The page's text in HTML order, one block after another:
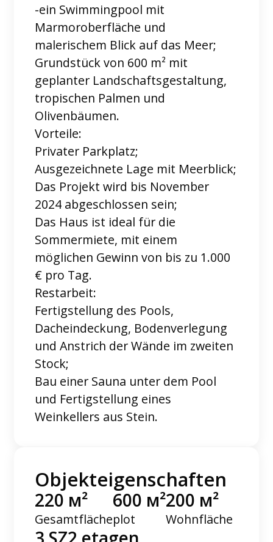
-ein Swimmingpool mit
Marmoroberfläche und
malerischem Blick auf das Meer;
Grundstück von 600 m² mit
geplanter Landschaftsgestaltung,
tropischen Palmen und
Olivenbäumen.
Vorteile:
Privater Parkplatz;
Ausgezeichnete Lage mit Meerblick;
Das Projekt wird bis November
2024 abgeschlossen sein;
Das Haus ist ideal für die
Sommermiete, mit einem
möglichen Gewinn von bis zu 1.000
€ pro Tag.
Restarbeit:
Fertigstellung des Pools,
Dacheindeckung, Bodenverlegung
und Anstrich der Wände im zweiten
Stock;
Bau einer Sauna unter dem Pool
und Fertigstellung eines
Weinkellers aus Stein.
Objekteigenschaften
220 м²
Gesamtfläche
600 м²
plot
200 м²
Wohnfläche